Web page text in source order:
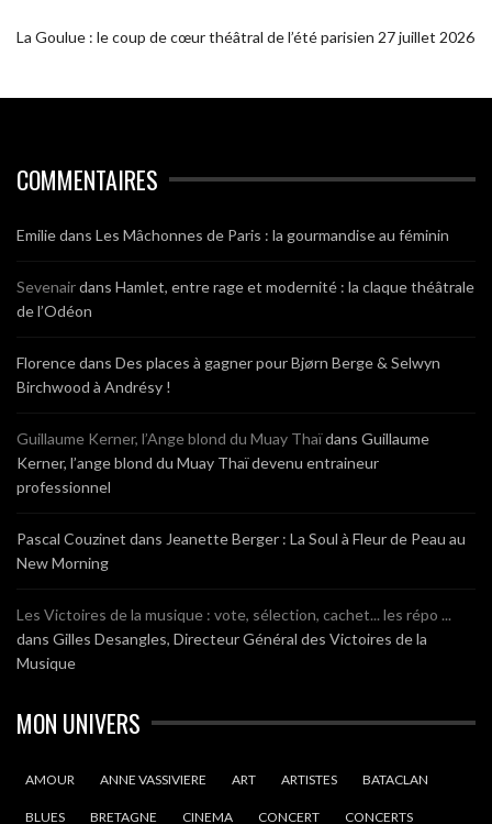
La Goulue : le coup de cœur théâtral de l’été parisien 27 juillet 2026
COMMENTAIRES
Emiliedans Les Mâchonnes de Paris : la gourmandise au féminin
Sevenairdans Hamlet, entre rage et modernité : la claque théâtrale
de l’Odéon
Florencedans Des places à gagner pour Bjørn Berge & Selwyn
Birchwood à Andrésy !
Guillaume Kerner, l’Ange blond du Muay Thaïdans Guillaume
Kerner, l’ange blond du Muay Thaï devenu entraineur
professionnel
Pascal Couzinet dans Jeanette Berger : La Soul à Fleur de Peau au
New Morning
Les Victoires de la musique : vote, sélection, cachet... les répo ...
dans Gilles Desangles, Directeur Général des Victoires de la
Musique
MON UNIVERS
AMOUR ANNE VASSIVIERE ART ARTISTES BATACLAN
BLUES BRETAGNE CINEMA CONCERT CONCERTS